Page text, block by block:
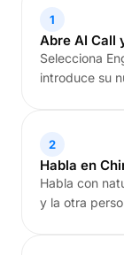
1
Abre AI Call
Selecciona
introduce su
2
Habla en
Habla con
y la otra